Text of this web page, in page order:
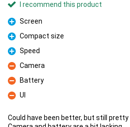
I recommend this product
Pro
Screen
Pro
Compact size
Pro
Speed
Con
Camera
Con
Battery
Con
UI
Could have been better, but still pretty